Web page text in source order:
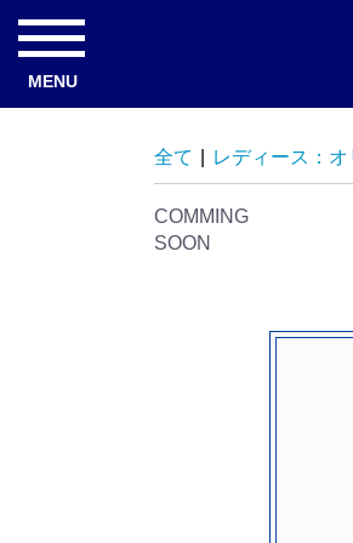
MENU
全て レディース：
COMMING
SOON